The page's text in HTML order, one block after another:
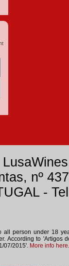
nº
-
all person under 18
According to 'Artigos
07/2015'. More info here.